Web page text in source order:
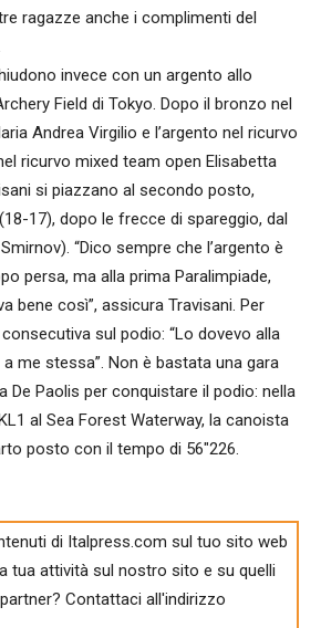
ragazze anche i complimenti del
invece con un argento allo
Field di Tokyo. Dopo il bronzo nel
Andrea Virgilio e l’argento nel ricurvo
ricurvo mixed team open Elisabetta
si piazzano al secondo posto,
17), dopo le frecce di spareggio, dal
“Dico sempre che l’argento è
persa, ma alla prima Paralimpiade,
bene così”, assicura Travisani. Per
sul podio: “Lo dovevo alla
me stessa”. Non è bastata una gara
De Paolis per conquistare il podio: nella
al Sea Forest Waterway, la canoista
posto con il tempo di 56″226.
di Italpress.com sul tuo sito web
tua attività sul nostro sito e su quelli
Contattaci all'indirizzo